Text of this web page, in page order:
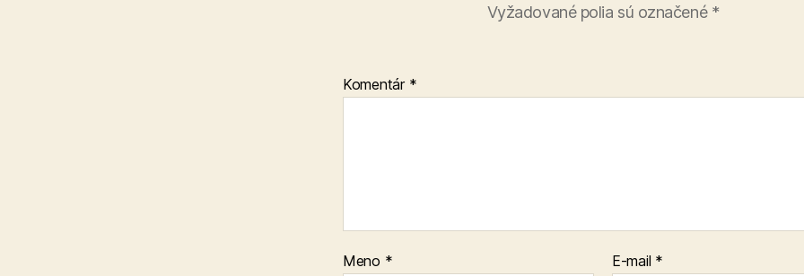
Vyžadované polia sú označené *
Komentár *
Meno * E-mail *